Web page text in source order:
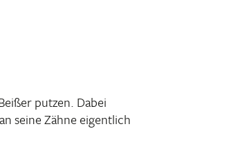
putzen. Dabei
seine Zähne eigent­lich